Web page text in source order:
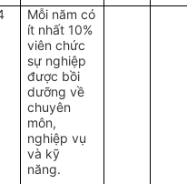
Mỗi năm có
ít nhất 10%
viên chức
sự nghiệp
được bồi
dưỡng về
chuyên
môn,
nghiệp vụ
và kỹ
năng.